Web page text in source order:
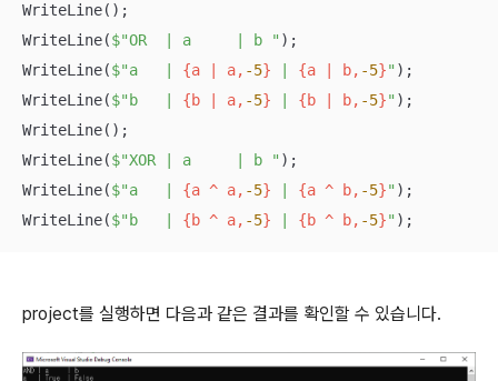
WriteLine();
WriteLine($"OR  | a     | b " );
WriteLine($"a   | {a | a, -5} {a | b, -5}" );
WriteLine($"b   | {b | a, -5} {b | b, -5}" );
WriteLine();
WriteLine($"XOR | a     | b " );
WriteLine($"a   | {a ^ a, -5} {a ^ b, -5}" );
WriteLine($"b   | {b ^ a, -5} {b ^ b, -5}" );
project를 실행하면 다음과 같은 결과를 확인할 수 있습니다.